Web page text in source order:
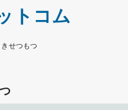
トコム
せつもつ